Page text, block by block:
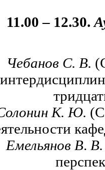
11.00 – 12.30.
Чебанов С. В.
К. Ю.
Емельянов В. В.